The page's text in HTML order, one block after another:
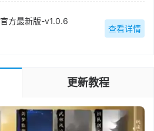
方最新版-v1.0.6
查看详情
更新教程